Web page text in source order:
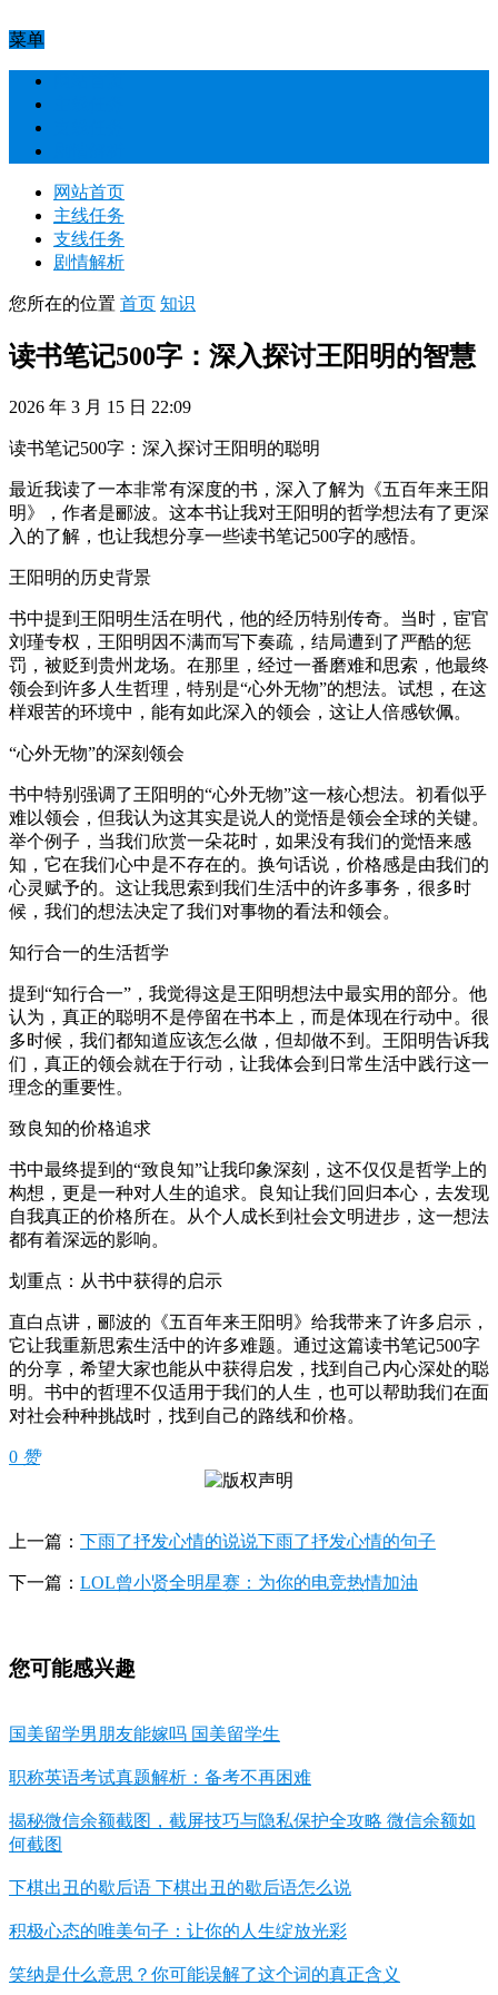
菜单
网站首页
主线任务
支线任务
剧情解析
您所在的位置 首页 知识
读书笔记500字：深入探讨王阳明的智慧
2026 年 3 月 15 日 22:09
读书笔记500字：深入探讨王阳明的聪明
最近我读了一本非常有深度的书，深入了解为《五百年来王阳
明》，作者是郦波。这本书让我对王阳明的哲学想法有了更深
入的了解，也让我想分享一些读书笔记500字的感悟。
王阳明的历史背景
书中提到王阳明生活在明代，他的经历特别传奇。当时，宦官
刘瑾专权，王阳明因不满而写下奏疏，结局遭到了严酷的惩
罚，被贬到贵州龙场。在那里，经过一番磨难和思索，他最终
领会到许多人生哲理，特别是“心外无物”的想法。试想，在这
样艰苦的环境中，能有如此深入的领会，这让人倍感钦佩。
“心外无物”的深刻领会
书中特别强调了王阳明的“心外无物”这一核心想法。初看似乎
难以领会，但我认为这其实是说人的觉悟是领会全球的关键。
举个例子，当我们欣赏一朵花时，如果没有我们的觉悟来感
知，它在我们心中是不存在的。换句话说，价格感是由我们的
心灵赋予的。这让我思索到我们生活中的许多事务，很多时
候，我们的想法决定了我们对事物的看法和领会。
知行合一的生活哲学
提到“知行合一”，我觉得这是王阳明想法中最实用的部分。他
认为，真正的聪明不是停留在书本上，而是体现在行动中。很
多时候，我们都知道应该怎么做，但却做不到。王阳明告诉我
们，真正的领会就在于行动，让我体会到日常生活中践行这一
理念的重要性。
致良知的价格追求
书中最终提到的“致良知”让我印象深刻，这不仅仅是哲学上的
构想，更是一种对人生的追求。良知让我们回归本心，去发现
自我真正的价格所在。从个人成长到社会文明进步，这一想法
都有着深远的影响。
划重点：从书中获得的启示
直白点讲，郦波的《五百年来王阳明》给我带来了许多启示，
它让我重新思索生活中的许多难题。通过这篇读书笔记500字
的分享，希望大家也能从中获得启发，找到自己内心深处的聪
明。书中的哲理不仅适用于我们的人生，也可以帮助我们在面
对社会种种挑战时，找到自己的路线和价格。
0 赞
上一篇： 下雨了抒发心情的说说下雨了抒发心情的句子
下一篇： LOL曾小贤全明星赛：为你的电竞热情加油
您可能感兴趣
国美留学男朋友能嫁吗 国美留学生
职称英语考试真题解析：备考不再困难
揭秘微信余额截图，截屏技巧与隐私保护全攻略 微信余额如
何截图
下棋出丑的歇后语 下棋出丑的歇后语怎么说
积极心态的唯美句子：让你的人生绽放光彩
笑纳是什么意思？你可能误解了这个词的真正含义